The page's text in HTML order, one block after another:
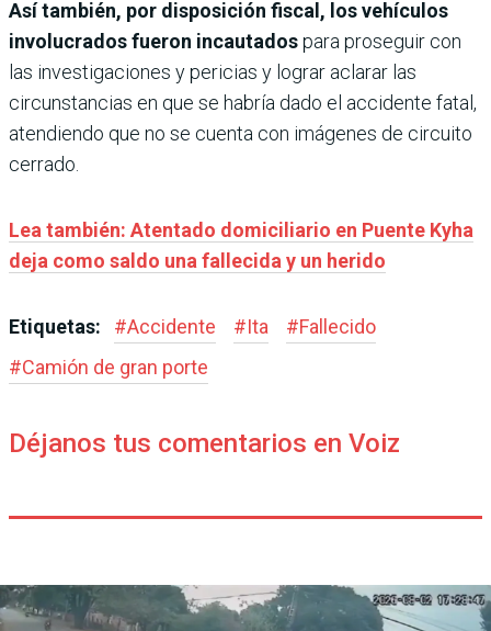
Así también, por disposición fiscal, los vehículos
involucrados fueron incautadospara proseguir con
las investigaciones y pericias y lograr aclarar las
circunstancias en que se habría dado el accidente fatal,
atendiendo que no se cuenta con imágenes de circuito
cerrado.
Lea también: Atentado domiciliario en Puente Kyha
deja como saldo una fallecida y un herido
Etiquetas: #Accidente #Ita #Fallecido
#Camión de gran porte
Déjanos tus comentarios en Voiz